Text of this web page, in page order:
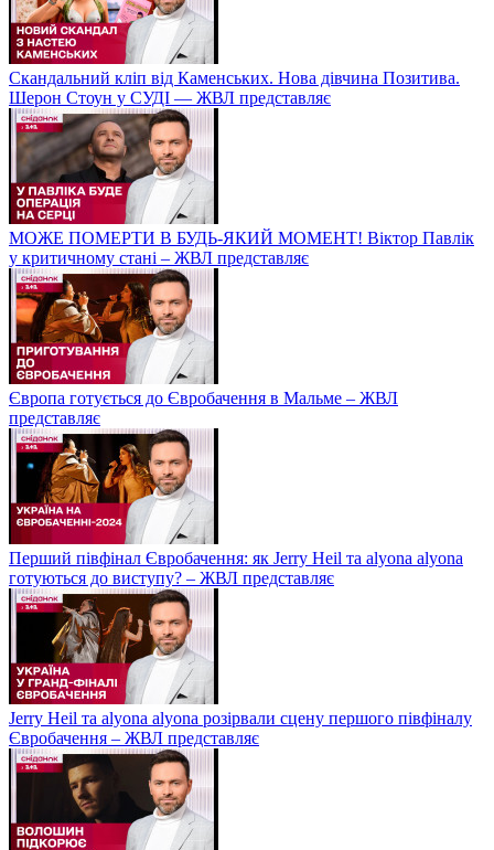
Скандальний кліп від Каменських. Нова дівчина Позитива.
Шерон Стоун у СУДІ — ЖВЛ представляє
МОЖЕ ПОМЕРТИ В БУДЬ-ЯКИЙ МОМЕНТ! Віктор Павлік
у критичному стані – ЖВЛ представляє
Європа готується до Євробачення в Мальме – ЖВЛ
представляє
Перший півфінал Євробачення: як Jerry Heil та alyona alyona
готуються до виступу? – ЖВЛ представляє
Jerry Heil та аlyona аlyona розірвали сцену першого півфіналу
Євробачення – ЖВЛ представляє